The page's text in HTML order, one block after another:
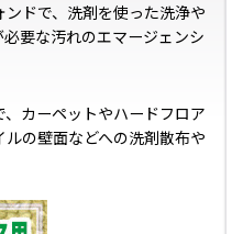
ドで、洗剤を使った洗浄や
要な汚れのエマージェンシ
カーペットやハードフロア
の壁面などへの洗剤散布や